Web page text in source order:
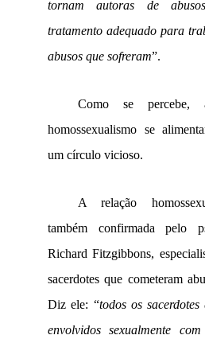
tornam autoras de
tratamento adequado para
abusos que sofreram”.
Como se
homossexualismo se
um círculo vicioso.
A relação
também confirmada pelo
Richard Fitzgibbons,
sacerdotes que cometeram
Diz ele: “todos os
envolvidos sexualmente